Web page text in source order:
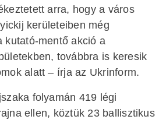
arra, hogy a város
kerületeiben még
kutató-mentő akció a
továbbra is keresik
alatt – írja az Ukrinform.
folyamán 419 légi
ellen, köztük 23 ballisztikus